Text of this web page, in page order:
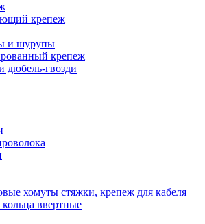
крепеж
и шурупы
крепеж
дюбель-гвозди
хомуты стяжки, крепеж для кабеля
ввертные